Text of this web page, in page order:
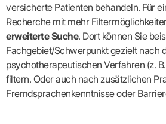
versicherte Patienten behandeln. Für
Recherche mit mehr
erweiterte Suche. Dort können Sie
Fachgebiet/Schwerpunkt gezielt nach
psychotherapeutischen Verfahren (z.
filtern. Oder auch nach zusätzlichen
Fremdsprachenkenntnisse oder